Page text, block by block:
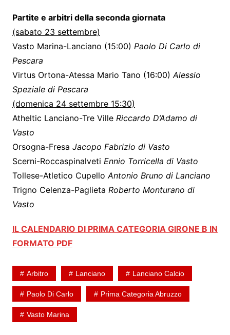
Partite e arbitri della seconda giornata
(sabato 23 settembre)
Vasto Marina-Lanciano (15:00) Paolo Di Carlo di
Pescara
Virtus Ortona-Atessa Mario Tano (16:00)Alessio
Speziale di Pescara
(domenica 24 settembre 15:30)
Atheltic Lanciano-Tre Ville Riccardo D’Adamo di
Vasto
Orsogna-Fresa Jacopo Fabrizio di Vasto
Scerni-Roccaspinalveti Ennio Torricella di Vasto
Tollese-Atletico CupelloAntonio Bruno di Lanciano
Trigno Celenza-Paglieta Roberto Monturano di
Vasto
IL CALENDARIO DI PRIMA CATEGORIA GIRONE B IN
FORMATO PDF
Arbitro Lanciano Lanciano Calcio
Paolo Di Carlo Prima Categoria Abruzzo
Vasto Marina